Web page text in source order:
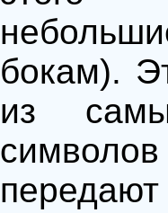
бокам).
из
передают